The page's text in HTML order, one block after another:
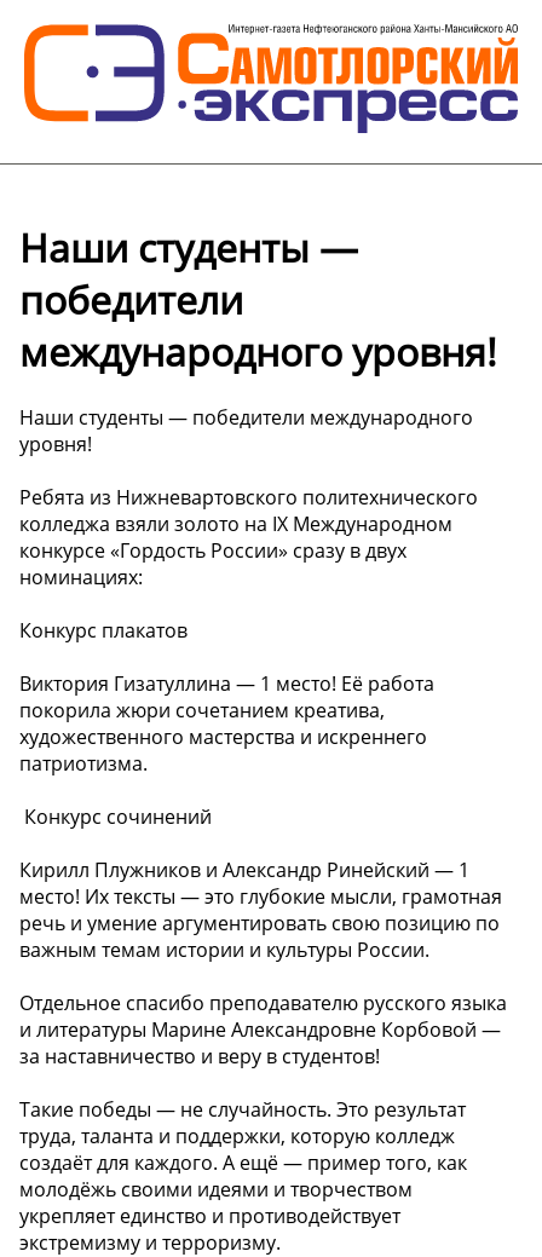
Наши студенты —
победители
международного уровня!
Наши студенты — победители международного
уровня!
Ребята из Нижневартовского политехнического
колледжа взяли золото на IX Международном
конкурсе «Гордость России» сразу в двух
номинациях:
Конкурс плакатов
Виктория Гизатуллина — 1 место! Её работа
покорила жюри сочетанием креатива,
художественного мастерства и искреннего
патриотизма.
️ Конкурс сочинений
Кирилл Плужников и Александр Ринейский — 1
место! Их тексты — это глубокие мысли, грамотная
речь и умение аргументировать свою позицию по
важным темам истории и культуры России.
Отдельное спасибо преподавателю русского языка
и литературы Марине Александровне Корбовой —
за наставничество и веру в студентов!
Такие победы — не случайность. Это результат
труда, таланта и поддержки, которую колледж
создаёт для каждого. А ещё — пример того, как
молодёжь своими идеями и творчеством
укрепляет единство и противодействует
экстремизму и терроризму.